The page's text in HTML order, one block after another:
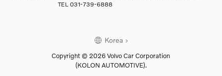
TEL 031-739-6888
Korea
Copyright © 2026 Volvo Car Corporation
(KOLON AUTOMOTIVE).